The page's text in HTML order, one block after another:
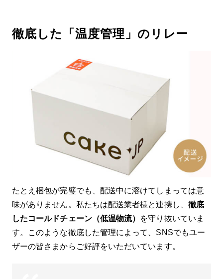
徹底した「温度管理」のリレー
たとえ梱包が完璧でも、配送中に溶けてしまっては意
味がありません。私たちは配送業者様と連携し、 徹底
したコールドチェーン（低温物流）
を守り抜いていま
す。このような徹底した管理によって、SNSでもユー
ザーの皆さまからご好評をいただいています。